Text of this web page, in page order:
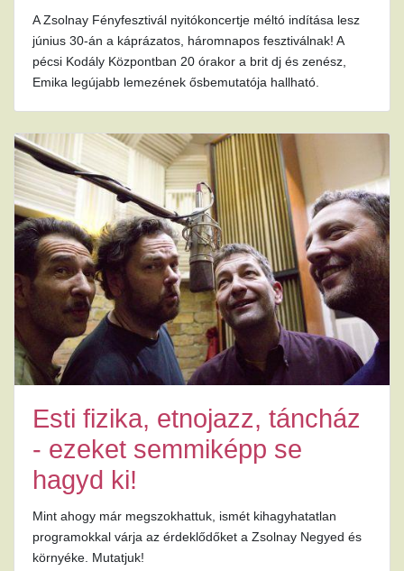
A Zsolnay Fényfesztivál nyitókoncertje méltó indítása lesz
június 30-án a káprázatos, háromnapos fesztiválnak! A
pécsi Kodály Központban 20 órakor a brit dj és zenész,
Emika legújabb lemezének ősbemutatója hallható.
Esti fizika, etnojazz, táncház
- ezeket semmiképp se
hagyd ki!
Mint ahogy már megszokhattuk, ismét kihagyhatatlan
programokkal várja az érdeklődőket a Zsolnay Negyed és
környéke. Mutatjuk!